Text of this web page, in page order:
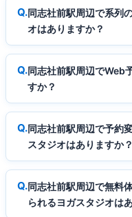
同志社前駅周辺で系列
オはありますか？
同志社前駅周辺でWeb
すか？
同志社前駅周辺で予約
スタジオはありますか？
同志社前駅周辺で無料
られるヨガスタジオは